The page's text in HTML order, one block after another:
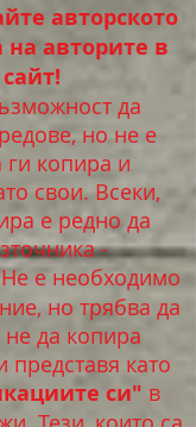
авторското
на авторите в
да
но не е
копира и
свои. Всеки,
е редно да
-
е необходимо
но трябва да
да копира
представя като
си" в